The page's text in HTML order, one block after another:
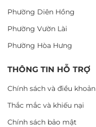
Phường Diên Hồng
Phường Vườn Lài
Phường Hòa Hưng
THÔNG TIN HỖ TRỢ
Chính sách và điều khoản
Thắc mắc và khiếu nại
Chính sách bảo mật